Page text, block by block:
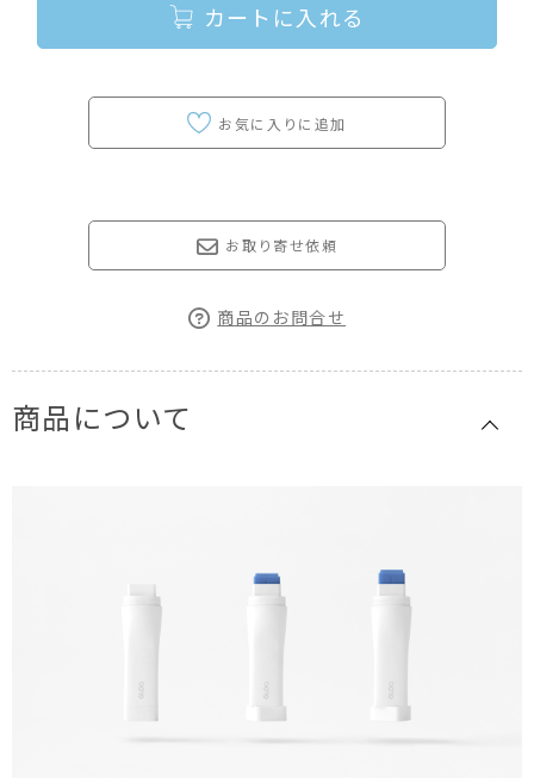
カートに入れる
お取り寄せ依頼
商品のお問合せ
商品について